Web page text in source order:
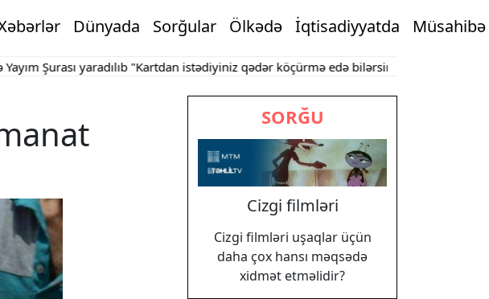
Dünyada Sorğular Ölkədə İqtisadiyyatda Müsahibə
Şurası yaradılıb"Kartdan istədiyiniz qədər köçürmə edə bilərsiniz" Bakının
SORĞU
Cizgi filmləri
Cizgi filmləri uşaqlar üçün
daha çox hansı məqsədə
xidmət etməlidir?